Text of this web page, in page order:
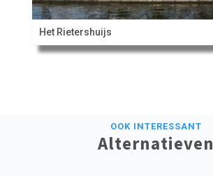
Het Rietershuijs
OOK INTERESSANT
Alternatieven